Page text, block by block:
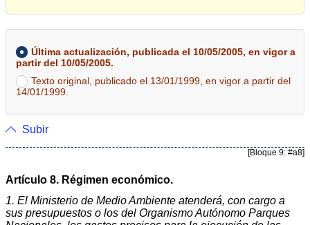
Última actualización, publicada el 10/05/2005, en vigor a
partir del 10/05/2005.
Texto original, publicado el 13/01/1999, en vigor a partir del
14/01/1999.
Subir
[Bloque 9: #a8]
Artículo 8. Régimen económico.
1. El Ministerio de Medio Ambiente atenderá, con cargo a
sus presupuestos o los del Organismo Autónomo Parques